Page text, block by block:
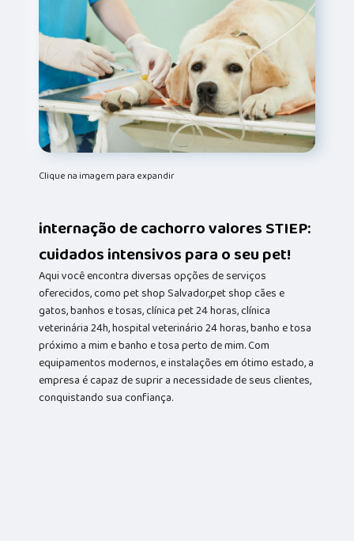
Clique na imagem para expandir
internação de cachorro valores STIEP:
cuidados intensivos para o seu pet!
Aqui você encontra diversas opções de serviços
oferecidos, como pet shop Salvador,pet shop cães e
gatos, banhos e tosas, clínica pet 24 horas, clínica
veterinária 24h, hospital veterinário 24 horas, banho e tosa
próximo a mim e banho e tosa perto de mim. Com
equipamentos modernos, e instalações em ótimo estado, a
empresa é capaz de suprir a necessidade de seus clientes,
conquistando sua confiança.